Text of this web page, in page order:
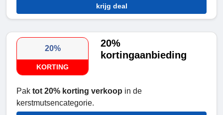
krijg deal
20%
KORTING
20%
kortingaanbieding
Pak tot 20% korting verkoop in de
kerstmutsencategorie.